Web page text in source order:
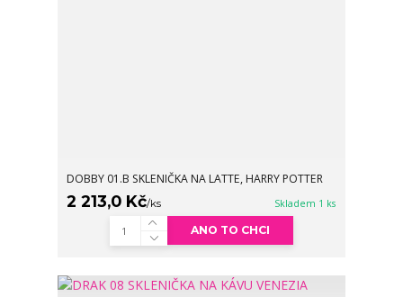
DOBBY 01.B SKLENIČKA NA LATTE, HARRY POTTER
2 213,0 Kč/ks Skladem 1 ks
ANO TO CHCI